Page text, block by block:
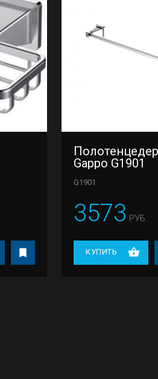
Gappo G1901
G1901
3573 РУБ.
КУПИТЬ